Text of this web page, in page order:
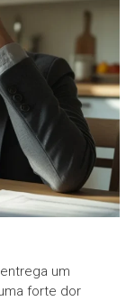
um
forte dor